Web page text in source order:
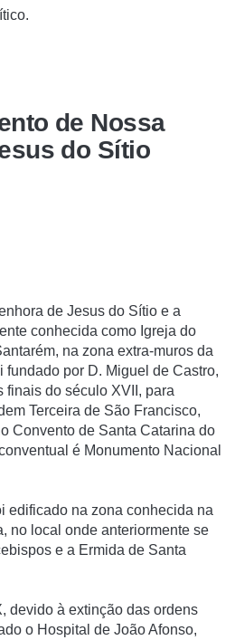
de Nossa
do Sí­tio
de Jesus do Sí­tio e a
conhecida como Igreja do
na zona extra-muros da
fundado por D. Miguel de Castro,
finais do século XVII, para
Terceira de São Francisco,
Convento de Santa Catarina do
é Monumento Nacional
edificado na zona conhecida na
no local onde anteriormente se
e a Ermida de Santa
devido à extinção das ordens
o Hospital de João Afonso,